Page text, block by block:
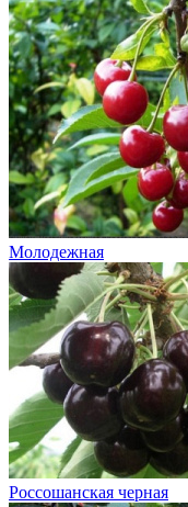
Молодежная
Россошанская черная